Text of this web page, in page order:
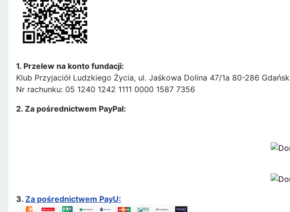
1. Przelew na konto fundacji:
Klub Przyjaciół Ludzkiego Życia, ul. Jaśkowa Dolina 47/1a 80-286 Gdańsk
Nr rachunku: 05 1240 1242 1111 0000 1587 7356
2. Za pośrednictwem PayPal:
3. Za pośrednictwem PayU: